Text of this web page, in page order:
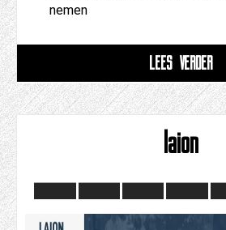
nemen
LEES VERDER
laion